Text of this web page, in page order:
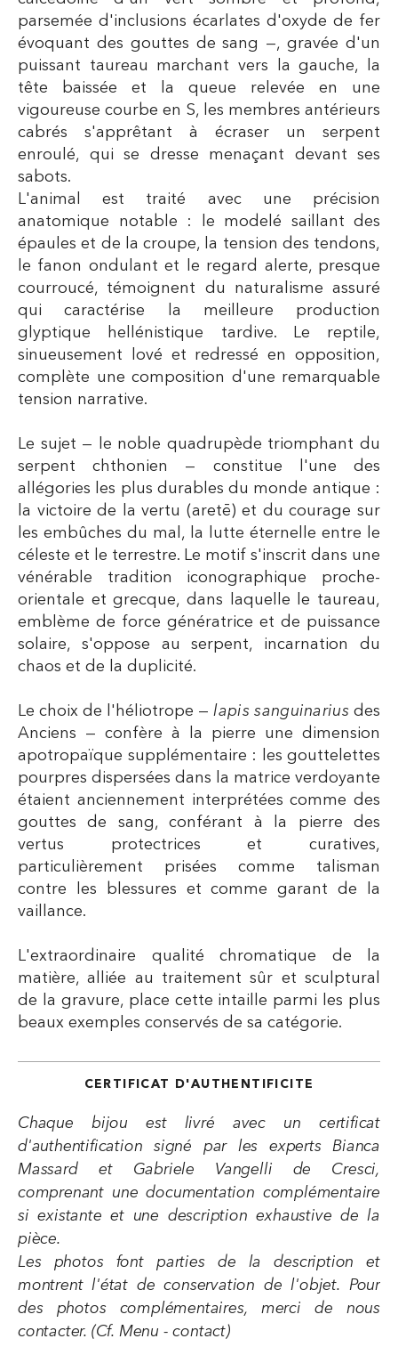
parsemée d'inclusions écarlates d'oxyde de fer
évoquant des gouttes de sang —, gravée d'un
puissant taureau marchant vers la gauche, la
tête baissée et la queue relevée en une
vigoureuse courbe en S, les membres antérieurs
cabrés s'apprêtant à écraser un serpent
enroulé, qui se dresse menaçant devant ses
sabots.
L'animal est traité avec une précision
anatomique notable : le modelé saillant des
épaules et de la croupe, la tension des tendons,
le fanon ondulant et le regard alerte, presque
courroucé, témoignent du naturalisme assuré
qui caractérise la meilleure production
glyptique hellénistique tardive. Le reptile,
sinueusement lové et redressé en opposition,
complète une composition d'une remarquable
tension narrative.
Le sujet — le noble quadrupède triomphant du
serpent chthonien — constitue l'une des
allégories les plus durables du monde antique :
la victoire de la vertu (aretē) et du courage sur
les embûches du mal, la lutte éternelle entre le
céleste et le terrestre. Le motif s'inscrit dans une
vénérable tradition iconographique proche-
orientale et grecque, dans laquelle le taureau,
emblème de force génératrice et de puissance
solaire, s'oppose au serpent, incarnation du
chaos et de la duplicité.
Le choix de l'héliotrope —lapis sanguinariusdes
Anciens — confère à la pierre une dimension
apotropaïque supplémentaire : les gouttelettes
pourpres dispersées dans la matrice verdoyante
étaient anciennement interprétées comme des
gouttes de sang, conférant à la pierre des
vertus protectrices et curatives,
particulièrement prisées comme talisman
contre les blessures et comme garant de la
vaillance.
L'extraordinaire qualité chromatique de la
matière, alliée au traitement sûr et sculptural
de la gravure, place cette intaille parmi les plus
beaux exemples conservés de sa catégorie.
CERTIFICAT D'AUTHENTIFICITE
Chaque bijou est livré avec un certificat
d'authentification signé par les experts Bianca
Massard et Gabriele Vangelli de Cresci,
comprenant une documentation complémentaire
si existante et une description exhaustive de la
pièce.
Les photos font parties de la description et
montrent l'état de conservation de l'objet. Pour
des photos complémentaires, merci de nous
contacter. (Cf. Menu - contact)